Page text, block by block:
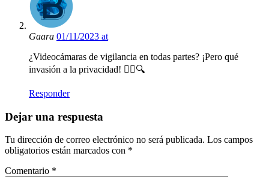
Gaara 01/11/2023 at
¿Videocámaras de vigilancia en todas partes? ¡Pero qué
invasión a la privacidad! 🕵️‍♂️🔍
Responder
Dejar una respuesta
Tu dirección de correo electrónico no será publicada. Los campos
obligatorios están marcados con *
Comentario *